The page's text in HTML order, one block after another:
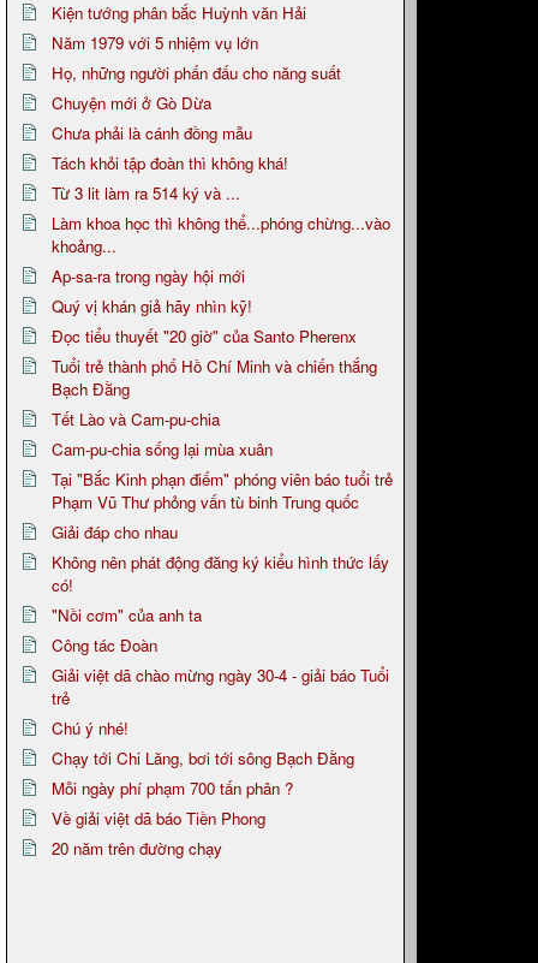
Kiện tướng phân bắc Huỳnh văn Hải
Năm 1979 với 5 nhiệm vụ lớn
Họ, những người phấn đấu cho năng suất
Chuyện mới ở Gò Dừa
Chưa phải là cánh đồng mẫu
Tách khỏi tập đoàn thì không khá!
Từ 3 lit làm ra 514 ký và ...
Làm khoa học thì không thể...phóng chừng...vào
khoảng...
Ap-sa-ra trong ngày hội mới
Quý vị khán giả hãy nhìn kỹ!
Đọc tiểu thuyết "20 giờ" của Santo Pherenx
Tuổi trẻ thành phố Hồ Chí Minh và chiến thắng
Bạch Đằng
Tết Lào và Cam-pu-chia
Cam-pu-chia sống lại mùa xuân
Tại "Bắc Kinh phạn điếm" phóng viên báo tuổi trẻ
Phạm Vũ Thư phỏng vấn tù binh Trung quốc
Giải đáp cho nhau
Không nên phát động đăng ký kiểu hình thức lấy
có!
"Nồi cơm" của anh ta
Công tác Đoàn
Giải việt dã chào mừng ngày 30-4 - giải báo Tuổi
trẻ
Chú ý nhé!
Chạy tới Chi Lăng, bơi tới sông Bạch Đằng
Mỗi ngày phí phạm 700 tấn phân ?
Về giải việt dã báo Tiền Phong
20 năm trên đường chạy